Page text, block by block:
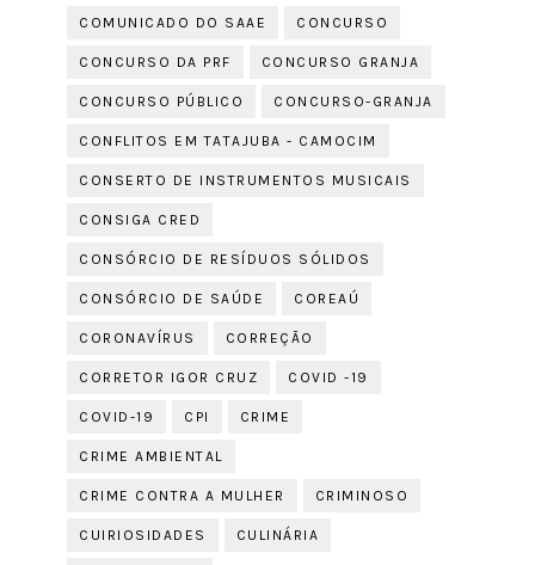
COMUNICADO DO SAAE CONCURSO
CONCURSO DA PRF CONCURSO GRANJA
CONCURSO PÚBLICO CONCURSO-GRANJA
CONFLITOS EM TATAJUBA - CAMOCIM
CONSERTO DE INSTRUMENTOS MUSICAIS
CONSIGA CRED
CONSÓRCIO DE RESÍDUOS SÓLIDOS
CONSÓRCIO DE SAÚDE COREAÚ
CORONAVÍRUS CORREÇÃO
CORRETOR IGOR CRUZ COVID -19
COVID-19 CPI CRIME
CRIME AMBIENTAL
CRIME CONTRA A MULHER CRIMINOSO
CUIRIOSIDADES CULINÁRIA